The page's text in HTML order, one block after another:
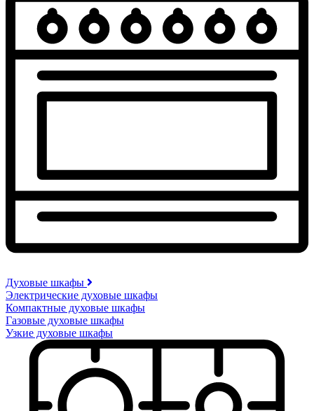
Духовые шкафы
Электрические духовые шкафы
Компактные духовые шкафы
Газовые духовые шкафы
Узкие духовые шкафы